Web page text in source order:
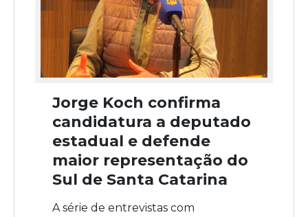
Jorge Koch confirma
candidatura a deputado
estadual e defende
maior representação do
Sul de Santa Catarina
A série de entrevistas com